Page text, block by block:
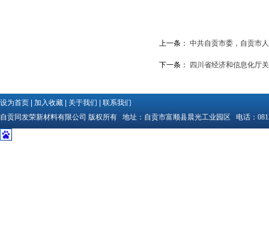
上一条： 中共自贡市委，自贡市
下一条： 四川省经济和信息化厅
设为首页 加入收藏 关于我们
联系我们
自贡同发荣新材料有限公司 版权所有 地址： 自贡市富顺县晨光工业园区 电话：